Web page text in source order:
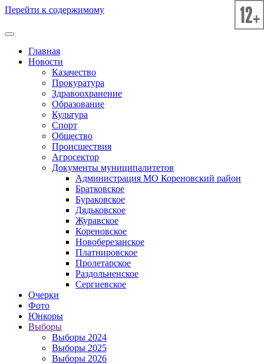
Перейти к содержимому
Главная
Новости
Казачество
Прокуратура
Здравоохранение
Образование
Культура
Спорт
Общество
Происшествия
Агросектор
Документы муниципалитетов
Администрация МО Кореновский район
Братковское
Бураковское
Дядьковское
Журавское
Кореновское
Новоберезанское
Платнировское
Пролетарское
Раздольненское
Сергиевское
Очерки
Фото
Юнкоры
Выборы
Выборы 2024
Выборы 2025
Выборы 2026